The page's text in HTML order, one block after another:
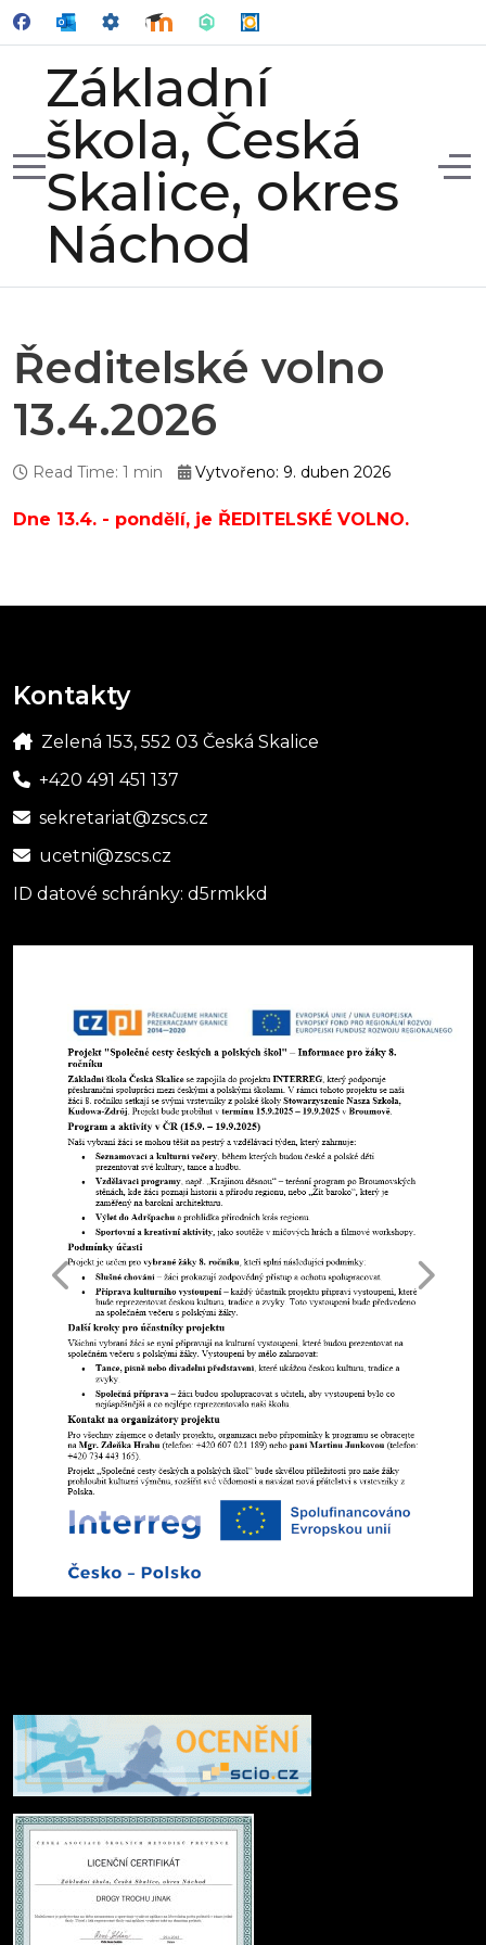
Mobile Menu Toggle
Základní
škola, Česká
Skalice, okres
Náchod
Ředitelské volno
13.4.2026
Read Time: 1 min Vytvořeno: 9. duben 2026
Dne 13.4. - pondělí, je ŘEDITELSKÉ VOLNO.
Kontakty
Zelená 153, 552 03 Česká Skalice
+420 491 451 137
sekretariat@zscs.cz
ucetni@zscs.cz
ID datové schránky: d5rmkkd